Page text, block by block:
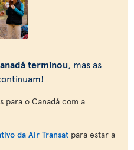
terminou, mas as
para o Canadá com a
da Air Transat para estar a